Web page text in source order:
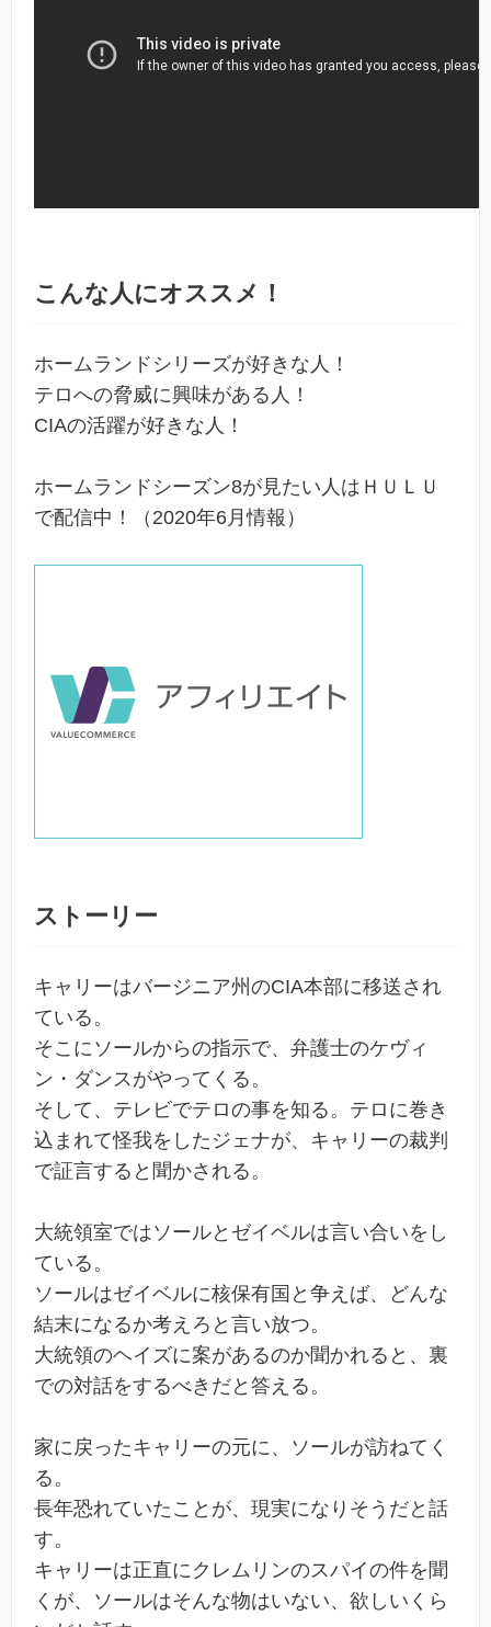
こんな人にオススメ！
ホームランドシリーズが好きな人！
テロへの脅威に興味がある人！
CIAの活躍が好きな人！
ホームランドシーズン8が見たい人はＨＵＬＵ
で配信中！（2020年6月情報）
ストーリー
キャリーはバージニア州のCIA本部に移送され
ている。
そこにソールからの指示で、弁護士のケヴィ
ン・ダンスがやってくる。
そして、テレビでテロの事を知る。テロに巻き
込まれて怪我をしたジェナが、キャリーの裁判
で証言すると聞かされる。
大統領室ではソールとゼイベルは言い合いをし
ている。
ソールはゼイベルに核保有国と争えば、どんな
結末になるか考えろと言い放つ。
大統領のヘイズに案があるのか聞かれると、裏
での対話をするべきだと答える。
家に戻ったキャリーの元に、ソールが訪ねてく
る。
長年恐れていたことが、現実になりそうだと話
す。
キャリーは正直にクレムリンのスパイの件を聞
くが、ソールはそんな物はいない、欲しいくら